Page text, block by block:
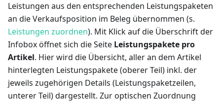
Leistungen aus den entsprechenden Leistungspaketen
an die Verkaufsposition im Beleg übernommen (s.
Leistungen zuordnen). Mit Klick auf die Überschrift der
Infobox öffnet sich die Seite Leistungspakete pro
Artikel. Hier wird die Übersicht, aller an dem Artikel
hinterlegten Leistungspakete (oberer Teil) inkl. der
jeweils zugehörigen Details (Leistungspaketzeilen,
unterer Teil) dargestellt. Zur optischen Zuordnung